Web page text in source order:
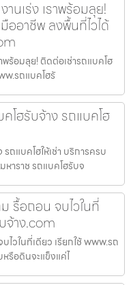
นเร่ง เราพร้อมลุย!
อาชีพ ลงพื้นที่ไวได้
ร้อมลุย! ติดต่อเช่ารถแบคโฮ
รถแบคโฮรั
โฮรับจ้าง รถแบคโฮ
ถแบคโฮให้เช่า บริการครบ
หาราช รถแบคโฮรับจ
รื้อถอน จบไวในที่
จ้าง.com
วในที่เดียว เรียกใช้ www.รถ
รือดินจะแข็งแค่ไ